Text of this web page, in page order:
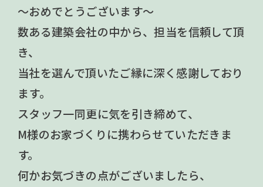
～おめでとうございます～
数ある建築会社の中から、担当を信頼して頂
き、
当社を選んで頂いたご縁に深く感謝しており
ます。
スタッフ一同更に気を引き締めて、
M様のお家づくりに携わらせていただきま
す。
何かお気づきの点がございましたら、